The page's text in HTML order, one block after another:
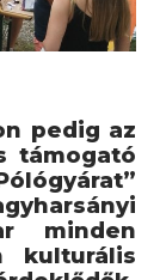
pedig az
támogató
minden
kulturális